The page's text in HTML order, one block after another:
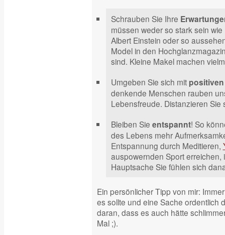
Schrauben Sie Ihre
müssen weder so stark sein
Albert Einstein oder so
Model in den
sind. Kleine Makel machen
Umgeben Sie sich mit
denkende Menschen rauben
Lebensfreude. Distanzieren Sie
Bleiben Sie entspannt! So
des Lebens mehr
Entspannung durch Meditieren,
auspowernden Sport
Hauptsache Sie fühlen sich
Ein persönlicher Tipp von mir:
es sollte und eine Sache ordentlich
daran, dass es auch hätte
Mal ;).